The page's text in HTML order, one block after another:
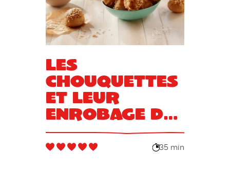
Les
chouquettes
et leur
enrobage de
sucre en
grain
35 min